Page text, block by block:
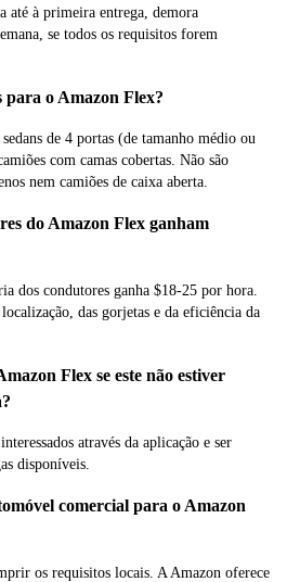
até à primeira entrega, demora
se todos os requisitos forem
para o Amazon Flex?
de 4 portas (de tamanho médio ou
com camas cobertas. Não são
nem camiões de caixa aberta.
do Amazon Flex ganham
dos condutores ganha $18-25 por hora.
das gorjetas e da eficiência da
Flex se este não estiver
através da aplicação e ser
disponíveis.
comercial para o Amazon
os requisitos locais. A Amazon oferece